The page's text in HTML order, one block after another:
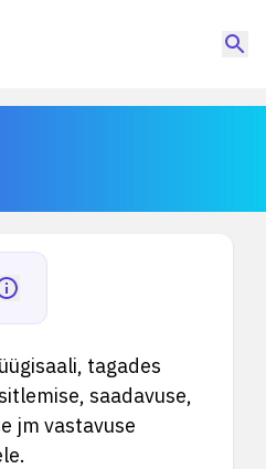
tagades
saadavuse,
jm vastavuse